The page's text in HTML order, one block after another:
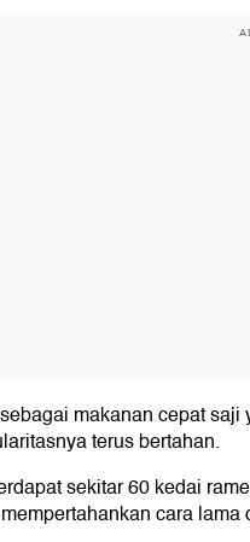
makanan cepat
terus bertahan.
sekitar 60 kedai
cara lama